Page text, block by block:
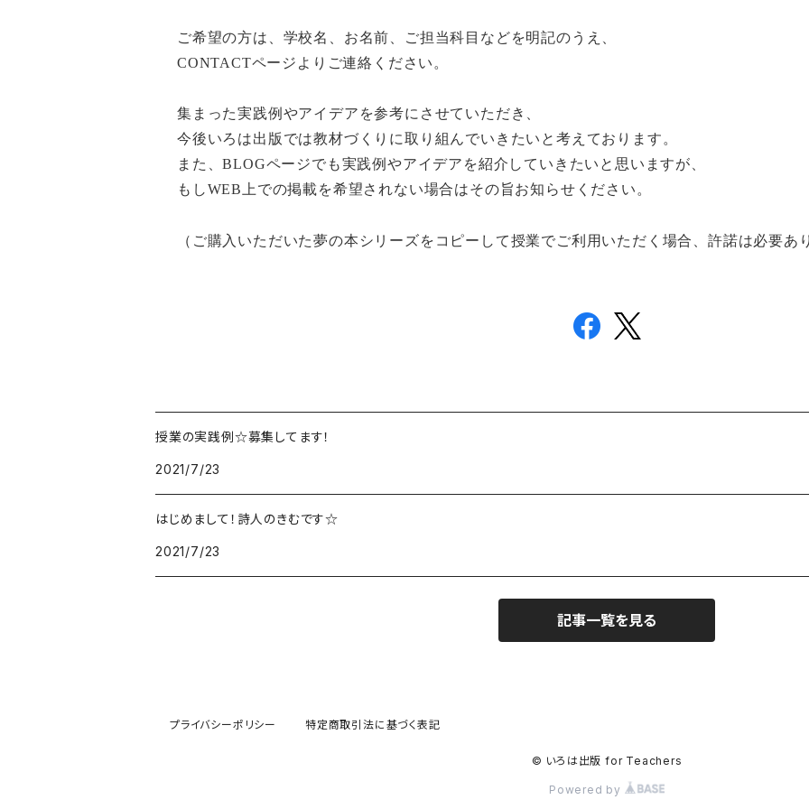
ご希望の方は、学校名、お名前、ご担当科目などを明記のうえ、
CONTACTページよりご連絡ください。
集まった実践例やアイデアを参考にさせていただき、
今後いろは出版では教材づくりに取り組んでいきたいと考えております。
また、BLOGページでも実践例やアイデアを紹介していきたいと思いますが、
もしWEB 上での掲載を希望されない場合はその旨お知らせください。
（ご購入いただいた夢の本シリーズをコピーして授業でご利用いただく場合、許諾は必要あ
授業の実践例☆募集してます！
2021/7/23
はじめまして！詩人のきむです☆
2021/7/23
記事一覧を見る
プライバシーポリシー 特定商取引法に基づく表記
© いろは出版 for Teachers
Powered by